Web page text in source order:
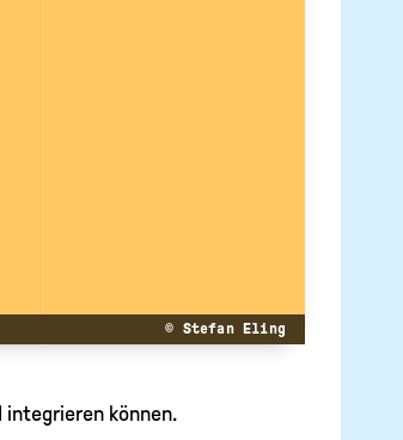
© Stefan Eling
integrieren können.